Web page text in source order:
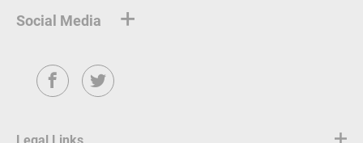
Social Media
FacebookTwitter